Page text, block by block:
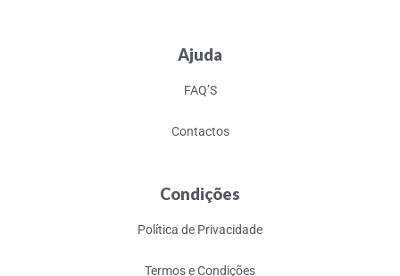
Ajuda
FAQ’S
Contactos
Condições
Política de Privacidade
Termos e Condições